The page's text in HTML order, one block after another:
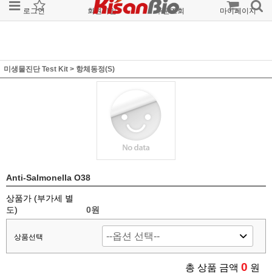
로그인 회원가입 주문조회 마이페이지
미생물진단 Test Kit > 항체동정(S)
Anti-Salmonella O38
상품가 (부가세 별
도)
0원
상품선택
총 상품 금액 0 원